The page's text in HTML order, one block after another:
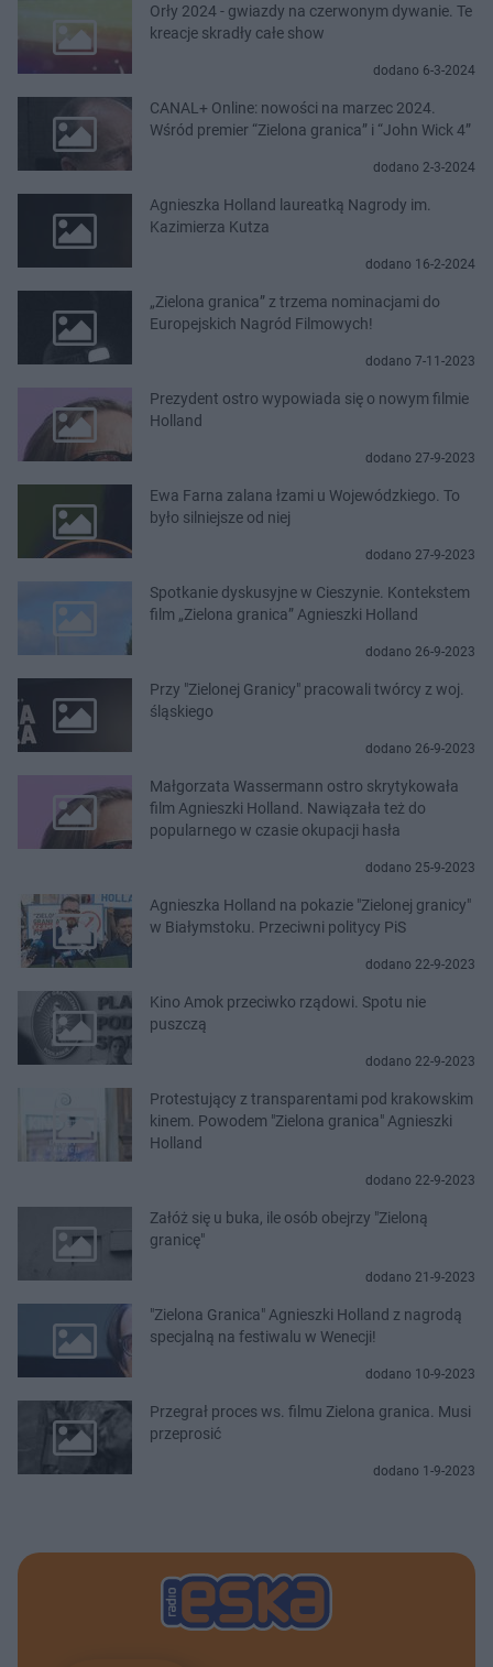
Orły 2024 - gwiazdy na czerwonym dywanie. Te
kreacje skradły całe show
dodano 6-3-2024
CANAL+ Online: nowości na marzec 2024.
Wśród premier “Zielona granica” i “John Wick 4”
dodano 2-3-2024
Agnieszka Holland laureatką Nagrody im.
Kazimierza Kutza
dodano 16-2-2024
„Zielona granica” z trzema nominacjami do
Europejskich Nagród Filmowych!
dodano 7-11-2023
Prezydent ostro wypowiada się o nowym filmie
Holland
dodano 27-9-2023
Ewa Farna zalana łzami u Wojewódzkiego. To
było silniejsze od niej
dodano 27-9-2023
Spotkanie dyskusyjne w Cieszynie. Kontekstem
film „Zielona granica” Agnieszki Holland
dodano 26-9-2023
Przy "Zielonej Granicy" pracowali twórcy z woj.
śląskiego
dodano 26-9-2023
Małgorzata Wassermann ostro skrytykowała
film Agnieszki Holland. Nawiązała też do
popularnego w czasie okupacji hasła
dodano 25-9-2023
Agnieszka Holland na pokazie "Zielonej granicy"
w Białymstoku. Przeciwni politycy PiS
dodano 22-9-2023
Kino Amok przeciwko rządowi. Spotu nie
puszczą
dodano 22-9-2023
Protestujący z transparentami pod krakowskim
kinem. Powodem "Zielona granica" Agnieszki
Holland
dodano 22-9-2023
Załóż się u buka, ile osób obejrzy "Zieloną
granicę"
dodano 21-9-2023
"Zielona Granica" Agnieszki Holland z nagrodą
specjalną na festiwalu w Wenecji!
dodano 10-9-2023
Przegrał proces ws. filmu Zielona granica. Musi
przeprosić
dodano 1-9-2023